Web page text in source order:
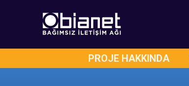
PROJE HAKKINDA